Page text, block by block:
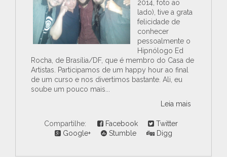
2014, foto ao
lado), tive a grata
felicidade de
conhecer
pessoalmente o
Hipnólogo Ed
Rocha, de Brasília/DF, que é membro do Casa de
Artistas. Participamos de um happy hour ao final
de um curso e nos divertimos bastante. Ali, eu
soube um pouco mais...
Leia mais
Compartilhe: Facebook
Twitter
Google+
Stumble Digg